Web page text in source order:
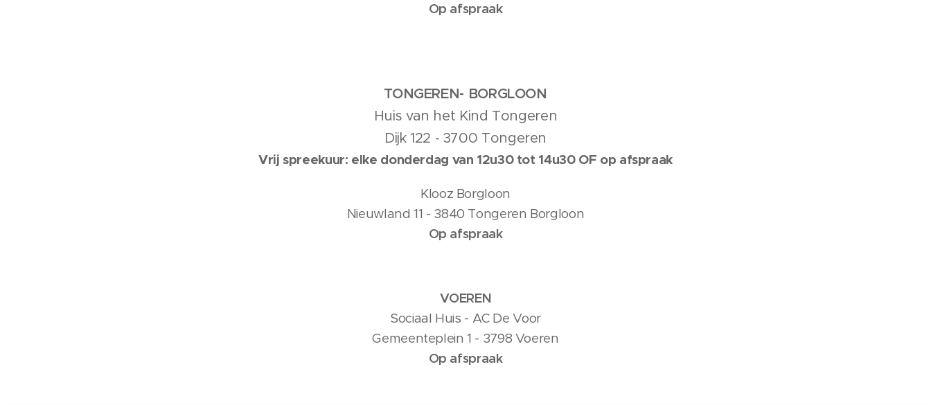
Op afspraak
TONGEREN- BORGLOON
Huis van het Kind Tongeren
Dijk 122 - 3700 Tongeren
Vrij spreekuur: elke donderdag van 12u30 tot 14u30 OF op afspraak
Klooz Borgloon
Nieuwland 11 - 3840 Tongeren Borgloon
Op afspraak
VOEREN
Sociaal Huis - AC De Voor
Gemeenteplein 1 - 3798 Voeren
Op afspraak